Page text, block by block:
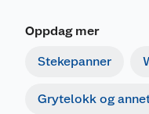
Oppdag mer
Stekepanner
Grytelokk og